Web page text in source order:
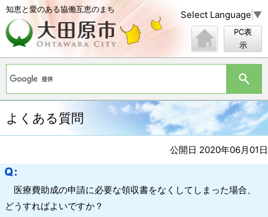
知恵と愛のある協働互恵のまち Select Language ▼
PC表
示
よくある質問
公開日 2020年06月01日
医療費助成の申請に必要な領収書をなくしてしまった場合、
どうすればよいですか？